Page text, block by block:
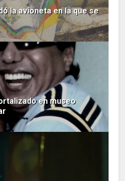
la avioneta en la que se
en museo